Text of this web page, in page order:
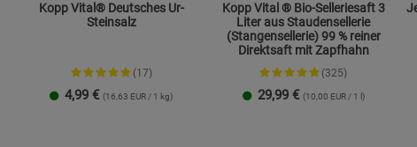
Kopp Vital® Deutsches Ur-
Steinsalz
(17)
4,99 € (16,63 EUR / 1 kg)
Kopp Vital ® Bio-Selleriesaft 3
Liter aus Staudensellerie
(Stangensellerie) 99 % reiner
Direktsaft mit Zapfhahn
(325)
29,99 € (10,00 EUR / 1 l)